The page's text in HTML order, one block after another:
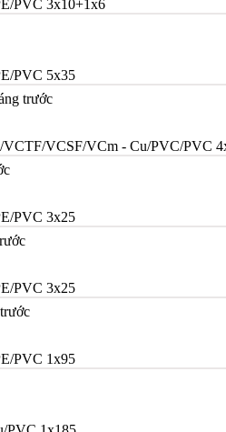
PVC 3x10+1x6
PVC 5x35
trước
VCSF/VCm - Cu/PVC/PVC
PVC 3x25
PVC 3x25
PVC 1x95